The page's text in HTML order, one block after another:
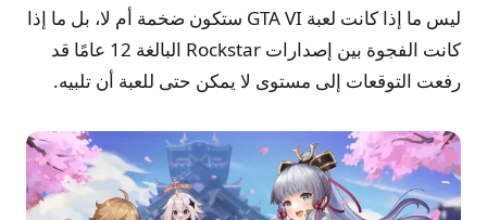
ليس ما إذا كانت لعبة GTA VI ستكون ضخمة أم لا، بل ما إذا
كانت الفجوة بين إصدارات Rockstar البالغة 12 عامًا قد
رفعت التوقعات إلى مستوى لا يمكن حتى للعبة أن تلبيه.